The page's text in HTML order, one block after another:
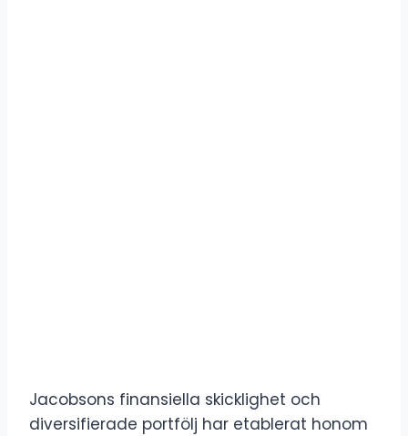
Jacobsons finansiella skicklighet och
diversifierade portfölj har etablerat honom